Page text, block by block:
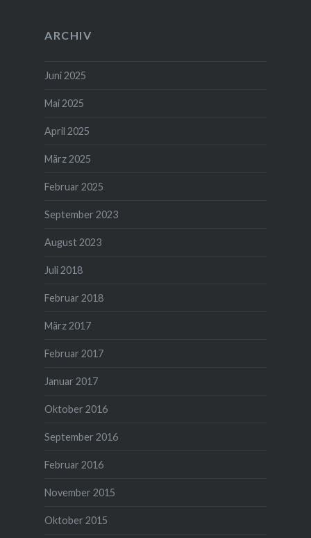
ARCHIV
Juni 2025
Mai 2025
April 2025
März 2025
Februar 2025
September 2023
August 2023
Juli 2018
Februar 2018
März 2017
Februar 2017
Januar 2017
Oktober 2016
September 2016
Februar 2016
November 2015
Oktober 2015